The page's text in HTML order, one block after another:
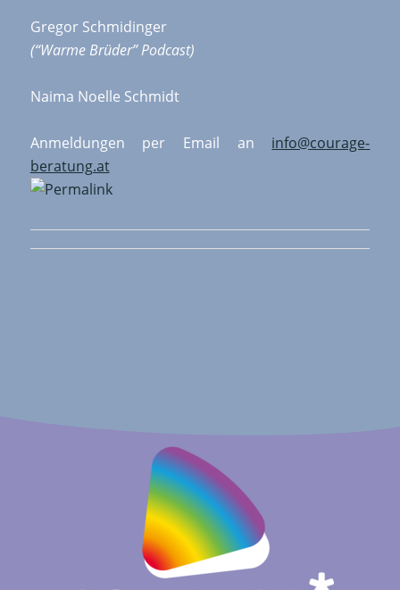
Gregor Schmidinger
(“Warme Brüder” Podcast)
Naima Noelle Schmidt
Anmeldungen per Email an info@courage-
beratung.at